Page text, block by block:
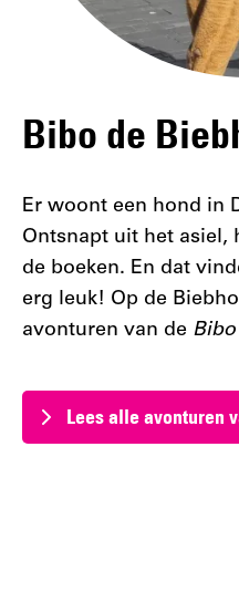
Bibo de
Er woont een hond in
Ontsnapt uit het asiel,
de boeken. En dat
erg leuk! Op de
avonturen van de
Lees alle avonturen